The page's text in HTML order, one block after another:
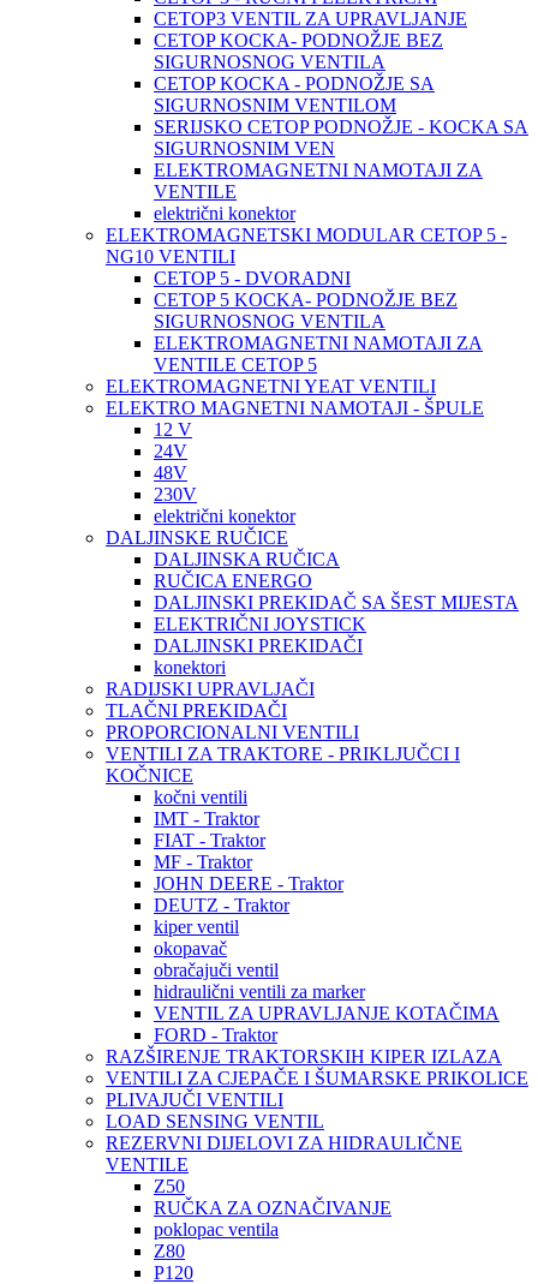
CETOP3 VENTIL ZA UPRAVLJANJE
CETOP KOCKA- PODNOŽJE BEZ
SIGURNOSNOG VENTILA
CETOP KOCKA - PODNOŽJE SA
SIGURNOSNIM VENTILOM
SERIJSKO CETOP PODNOŽJE - KOCKA SA
SIGURNOSNIM VEN
ELEKTROMAGNETNI NAMOTAJI ZA
VENTILE
električni konektor
ELEKTROMAGNETSKI MODULAR CETOP 5 -
NG10 VENTILI
CETOP 5 - DVORADNI
CETOP 5 KOCKA- PODNOŽJE BEZ
SIGURNOSNOG VENTILA
ELEKTROMAGNETNI NAMOTAJI ZA
VENTILE CETOP 5
ELEKTROMAGNETNI YEAT VENTILI
ELEKTRO MAGNETNI NAMOTAJI - ŠPULE
12 V
24V
48V
230V
električni konektor
DALJINSKE RUČICE
DALJINSKA RUČICA
RUČICA ENERGO
DALJINSKI PREKIDAČ SA ŠEST MIJESTA
ELEKTRIČNI JOYSTICK
DALJINSKI PREKIDAČI
konektori
RADIJSKI UPRAVLJAČI
TLAČNI PREKIDAČI
PROPORCIONALNI VENTILI
VENTILI ZA TRAKTORE - PRIKLJUČCI I
KOČNICE
kočni ventili
IMT - Traktor
FIAT - Traktor
MF - Traktor
JOHN DEERE - Traktor
DEUTZ - Traktor
kiper ventil
okopavač
obračajuči ventil
hidraulični ventili za marker
VENTIL ZA UPRAVLJANJE KOTAČIMA
FORD - Traktor
RAZŠIRENJE TRAKTORSKIH KIPER IZLAZA
VENTILI ZA CJEPAČE I ŠUMARSKE PRIKOLICE
PLIVAJUČI VENTILI
LOAD SENSING VENTIL
REZERVNI DIJELOVI ZA HIDRAULIČNE
VENTILE
Z50
RUČKA ZA OZNAČIVANJE
poklopac ventila
Z80
P120